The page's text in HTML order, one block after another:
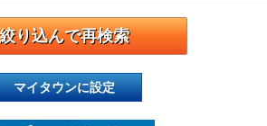
マイタウンに設定